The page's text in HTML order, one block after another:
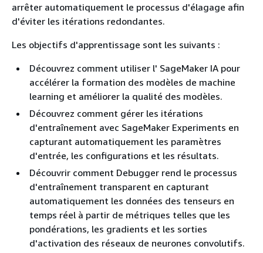
arrêter automatiquement le processus d'élagage afin
d'éviter les itérations redondantes.
Les objectifs d'apprentissage sont les suivants :
Découvrez comment utiliser l' SageMaker IA pour
accélérer la formation des modèles de machine
learning et améliorer la qualité des modèles.
Découvrez comment gérer les itérations
d'entraînement avec SageMaker Experiments en
capturant automatiquement les paramètres
d'entrée, les configurations et les résultats.
Découvrir comment Debugger rend le processus
d'entraînement transparent en capturant
automatiquement les données des tenseurs en
temps réel à partir de métriques telles que les
pondérations, les gradients et les sorties
d'activation des réseaux de neurones convolutifs.